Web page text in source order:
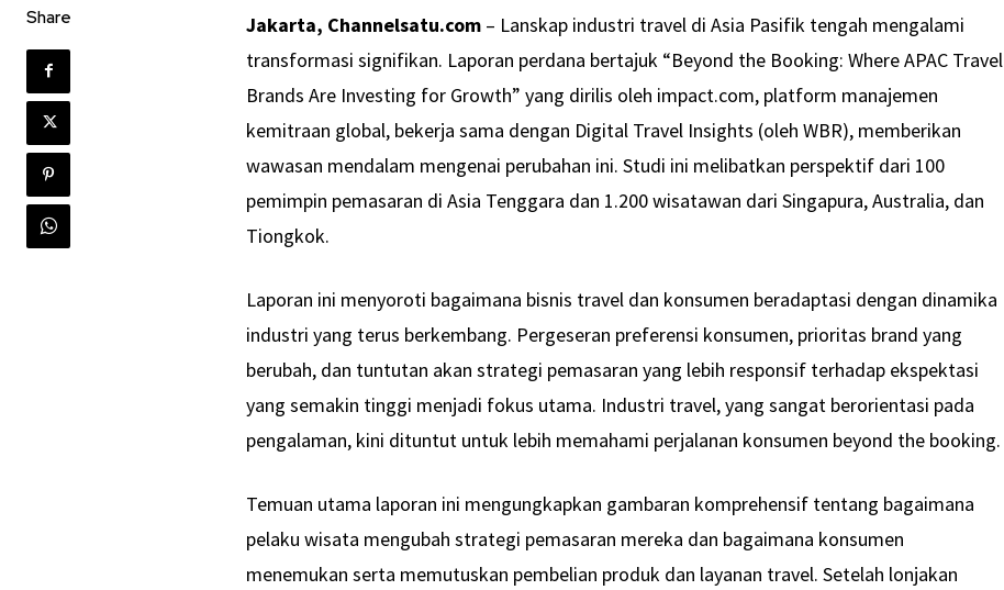
Share Jakarta, Channelsatu.com – Lanskap industri travel di Asia Pasifik tengah mengalami
transformasi signifikan. Laporan perdana bertajuk “Beyond the Booking: Where APAC Travel
Brands Are Investing for Growth” yang dirilis oleh impact.com, platform manajemen
kemitraan global, bekerja sama dengan Digital Travel Insights (oleh WBR), memberikan
wawasan mendalam mengenai perubahan ini. Studi ini melibatkan perspektif dari 100
pemimpin pemasaran di Asia Tenggara dan 1.200 wisatawan dari Singapura, Australia, dan
Tiongkok.
Laporan ini menyoroti bagaimana bisnis travel dan konsumen beradaptasi dengan dinamika
industri yang terus berkembang. Pergeseran preferensi konsumen, prioritas brand yang
berubah, dan tuntutan akan strategi pemasaran yang lebih responsif terhadap ekspektasi
yang semakin tinggi menjadi fokus utama. Industri travel, yang sangat berorientasi pada
pengalaman, kini dituntut untuk lebih memahami perjalanan konsumen beyond the booking.
Temuan utama laporan ini mengungkapkan gambaran komprehensif tentang bagaimana
pelaku wisata mengubah strategi pemasaran mereka dan bagaimana konsumen
menemukan serta memutuskan pembelian produk dan layanan travel. Setelah lonjakan